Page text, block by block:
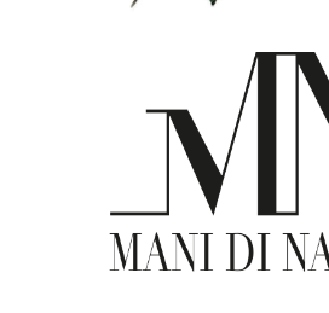
Le Mani di Napoli